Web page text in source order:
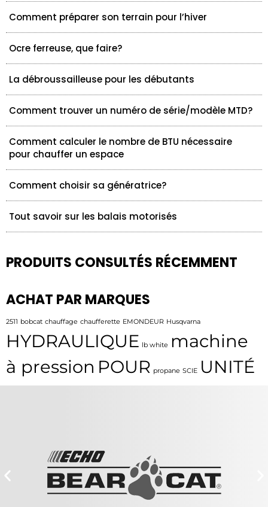
Comment préparer son terrain pour l’hiver
Ocre ferreuse, que faire?
La débroussailleuse pour les débutants
Comment trouver un numéro de série/modèle MTD?
Comment calculer le nombre de BTU nécessaire
pour chauffer un espace
Comment choisir sa génératrice?
Tout savoir sur les balais motorisés
PRODUITS CONSULTÉS RÉCEMMENT
ACHAT PAR MARQUES
2511 bobcat chauffage chaufferette EMONDEUR Husqvarna
HYDRAULIQUE lb white machine
à pression POUR propane SCIE UNITÉ